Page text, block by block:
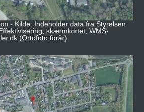
- Kilde: Indeholder data fra Styrelsen
skærmkortet, WMS-
(Ortofoto forår)